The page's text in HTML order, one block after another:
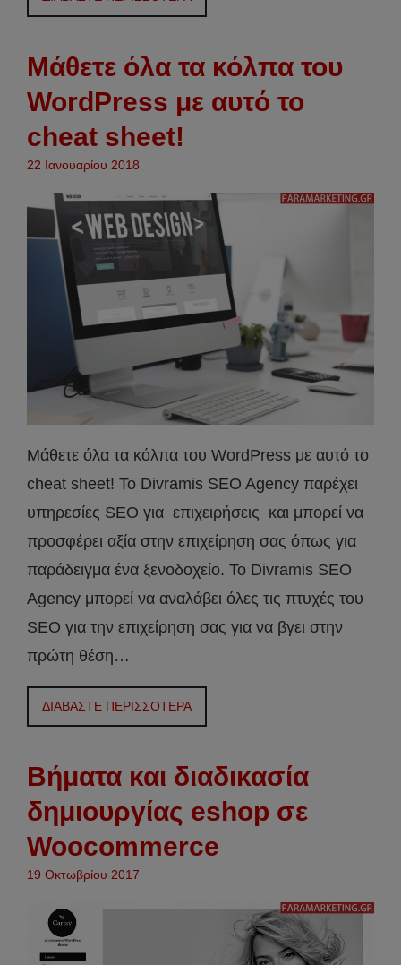
Μάθετε όλα τα κόλπα του
WordPress με αυτό το
cheat sheet!
22 Ιανουαρίου 2018
Μάθετε όλα τα κόλπα του WordPress με αυτό το
cheat sheet! Το Divramis SEO Agency παρέχει
υπηρεσίες SEO για επιχειρήσεις και μπορεί να
προσφέρει αξία στην επιχείρηση σας όπως για
παράδειγμα ένα ξενοδοχείο. Το Divramis SEO
Agency μπορεί να αναλάβει όλες τις πτυχές του
SEO για την επιχείρηση σας για να βγει στην
πρώτη θέση…
ΔΙΑΒΑΣΤΕ ΠΕΡΙΣΣΟΤΕΡΑ
Βήματα και διαδικασία
δημιουργίας eshop σε
Woocommerce
19 Οκτωβρίου 2017